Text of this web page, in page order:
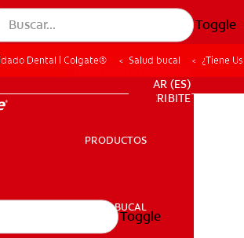
Toggle
SALUD BUCAL
PARA PROFESIONALES
AR (ES)
SUSCRIBITE
PRODUCTOS
SALUD BUCAL
Toggle
Dental | Colgate® Salud bucal ¿Tiene
Un Diente